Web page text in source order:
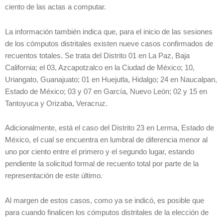
ciento de las actas a computar.
La información también indica que, para el inicio de las sesiones
de los cómputos distritales existen nueve casos confirmados de
recuentos totales. Se trata del Distrito 01 en La Paz, Baja
California; el 03, Azcapotzalco en la Ciudad de México; 10,
Uriangato, Guanajuato; 01 en Huejutla, Hidalgo; 24 en Naucalpan,
Estado de México; 03 y 07 en García, Nuevo León; 02 y 15 en
Tantoyuca y Orizaba, Veracruz.
Adicionalmente, está el caso del Distrito 23 en Lerma, Estado de
México, el cual se encuentra en lumbral de diferencia menor al
uno por ciento entre el primero y el segundo lugar, estando
pendiente la solicitud formal de recuento total por parte de la
representación de este último.
Al margen de estos casos, como ya se indicó, es posible que
para cuando finalicen los cómputos distritales de la elección de